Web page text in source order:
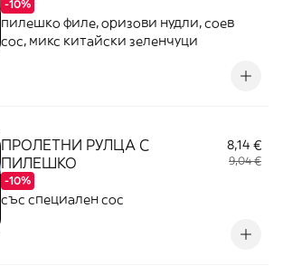
-10%
пилешко филе, оризови нудли, соев
сос, микс китайски зеленчуци
ПРОЛЕТНИ РУЛЦА С
ПИЛЕШКО
-10%
8,14 €
9,04 €
със специален сос